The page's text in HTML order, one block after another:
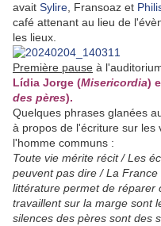
avait Sylire , Fransoaz et
café attenant au lieu de
les lieux.
Première pause à
Lídia Jorge (Misericordia)
des pères).
Quelques phrases glanées
à propos de l'écriture sur les
l'homme communs :
Toute vie mérite récit / Les
peuvent pas dire / La
littérature permet de réparer
travaillent sur la marge sont
silences des pères sont des